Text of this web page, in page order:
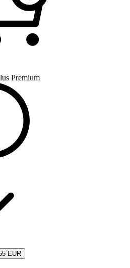
Premium
EUR